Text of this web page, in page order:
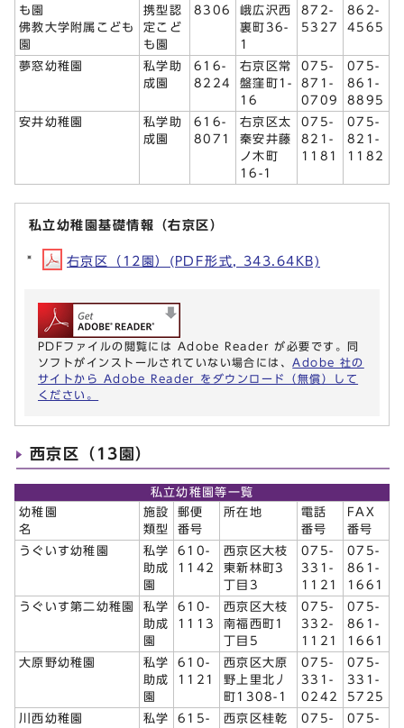
も園
佛教大学附属こども
園
携型認
定こど
も園
8306
峨広沢西
裏町36-
1
872-
5327
862-
4565
夢窓幼稚園
私学助
成園
616-
8224
右京区常
盤窪町1-
16
075-
871-
0709
075-
861-
8895
安井幼稚園
私学助
成園
616-
8071
右京区太
秦安井藤
ノ木町
16-1
075-
821-
1181
075-
821-
1182
私立幼稚園基礎情報（右京区）
右京区（12園）(PDF形式, 343.64KB)
PDFファイルの閲覧には Adobe Reader が必要です。同
ソフトがインストールされていない場合には、 Adobe 社の
サイトから Adobe Reader をダウンロード（無償）して
ください。
西京区（13園）
私立幼稚園等一覧
幼稚園
名
施設
類型
郵便
番号
所在地
電話
番号
FAX
番号
うぐいす幼稚園
私学
助成
園
610-
1142
西京区大枝
東新林町3
丁目3
075-
331-
1121
075-
861-
1661
うぐいす第二幼稚園
私学
助成
園
610-
1113
西京区大枝
南福西町1
丁目5
075-
332-
1121
075-
861-
1661
大原野幼稚園
私学
助成
園
610-
1121
西京区大原
野上里北丿
町1308-1
075-
331-
0242
075-
331-
5725
川西幼稚園
私学
615-
西京区桂乾
075-
075-